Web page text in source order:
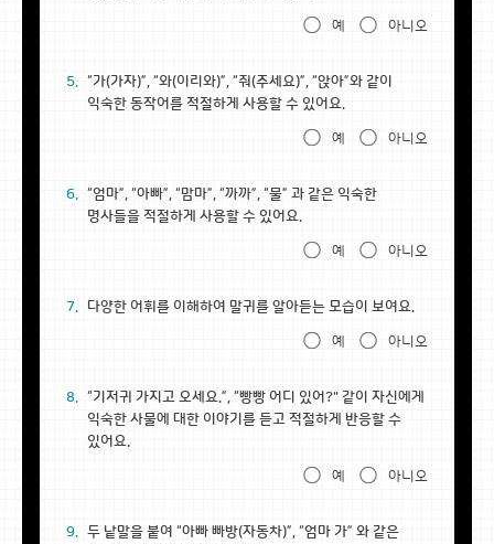
예 아니오
5.
“가(가자)”, “와(이리와)”, “줘(주세요)”, “앉아”와 같이
익숙한 동작어를 적절하게 사용할 수 있어요.
예 아니오
6.
“엄마”, “아빠”, “맘마”, “까까”, “물” 과 같은 익숙한
명사들을 적절하게 사용할 수 있어요.
예 아니오
7. 다양한 어휘를 이해하여 말귀를 알아듣는 모습이 보여요.
예 아니오
8.
“기저귀 가지고 오세요.”, “빵빵 어디 있어?" 같이 자신에게
익숙한 사물에 대한 이야기를 듣고 적절하게 반응할 수
있어요.
예 아니오
9.
두 낱말을 붙여 “아빠 빠방(자동차)”, “엄마 가” 와 같은